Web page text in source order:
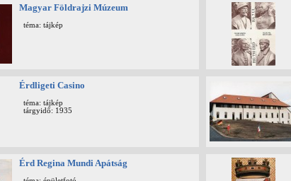
Magyar Földrajzi Múzeum
téma: tájkép
Érdligeti Casino
téma: tájkép
tárgyidő: 1935
Érd Regina Mundi Apátság